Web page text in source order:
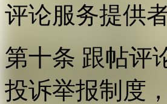
评论服务提供
第十条 跟帖评
投诉举报制度